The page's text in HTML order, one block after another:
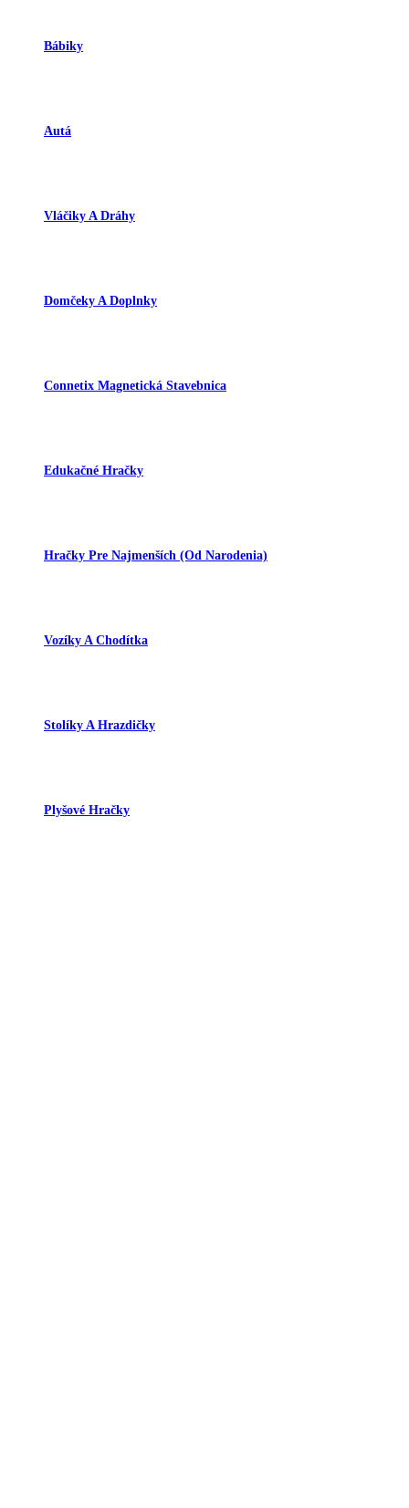
Bábiky
Autá
Vláčiky A Dráhy
Domčeky A Doplnky
Connetix Magnetická Stavebnica
Edukačné Hračky
Hračky Pre Najmenších (od Narodenia)
Vozíky A Chodítka
Stolíky A Hrazdičky
Plyšové Hračky